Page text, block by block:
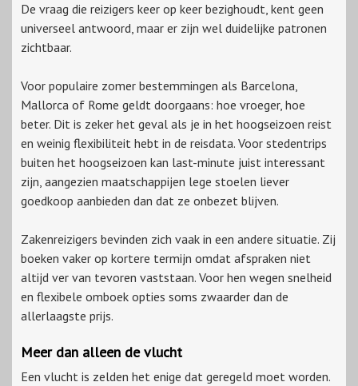
De vraag die reizigers keer op keer bezighoudt, kent geen
universeel antwoord, maar er zijn wel duidelijke patronen
zichtbaar.
Voor populaire zomer bestemmingen als Barcelona,
Mallorca of Rome geldt doorgaans: hoe vroeger, hoe
beter. Dit is zeker het geval als je in het hoogseizoen reist
en weinig flexibiliteit hebt in de reisdata. Voor stedentrips
buiten het hoogseizoen kan last-minute juist interessant
zijn, aangezien maatschappijen lege stoelen liever
goedkoop aanbieden dan dat ze onbezet blijven.
Zakenreizigers bevinden zich vaak in een andere situatie. Zij
boeken vaker op kortere termijn omdat afspraken niet
altijd ver van tevoren vaststaan. Voor hen wegen snelheid
en flexibele omboek opties soms zwaarder dan de
allerlaagste prijs.
Meer dan alleen de vlucht
Een vlucht is zelden het enige dat geregeld moet worden.